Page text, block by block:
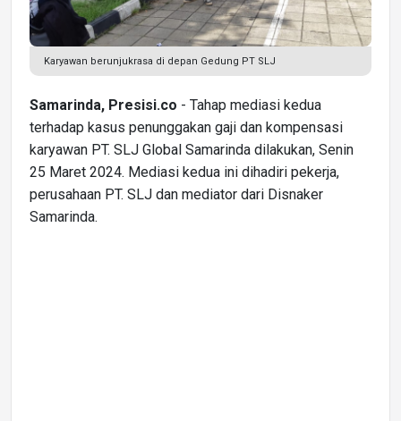
Karyawan berunjukrasa di depan Gedung PT SLJ
Samarinda, Presisi.co - Tahap mediasi kedua
terhadap kasus penunggakan gaji dan kompensasi
karyawan PT. SLJ Global Samarinda dilakukan, Senin
25 Maret 2024. Mediasi kedua ini dihadiri pekerja,
perusahaan PT. SLJ dan mediator dari Disnaker
Samarinda.